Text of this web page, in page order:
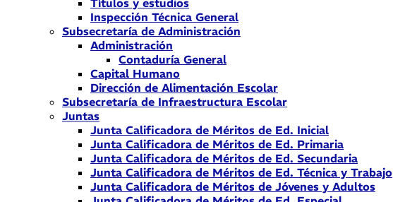
Títulos y estudios
Inspección Técnica General
Subsecretaría de Administración
Administración
Contaduría General
Capital Humano
Dirección de Alimentación Escolar
Subsecretaría de Infraestructura Escolar
Juntas
Junta Calificadora de Méritos de Ed. Inicial
Junta Calificadora de Méritos de Ed. Primaria
Junta Calificadora de Méritos de Ed. Secundaria
Junta Calificadora de Méritos de Ed. Técnica y Trabajo
Junta Calificadora de Méritos de Jóvenes y Adultos